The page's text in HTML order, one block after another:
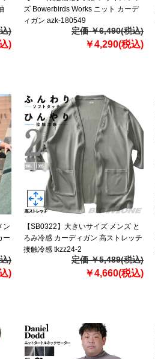
)
)
ズ Bowerbirds Works ニット カーデ
ィガン azk-180549
定価 ￥6,490(税込)
￥4,290(税込)
ン
ー
)
)
【SB0322】大きいサイズ メンズ と
ろみ冷感 カーディガン 高ストレッチ
接触冷感 tkzz24-2
定価 ￥5,489(税込)
￥4,660(税込)